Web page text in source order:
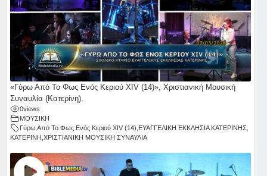
«Γύρω Από Το Φως Ενός Κεριού ΧΙV (14)», Χριστιανική Μουσική
Συναυλία (Κατερίνη).
0views
ΜΟΥΣΙΚΗ
Γύρω Από Το Φως Ενός Κεριού ΧΙV (14) ΕΥΑΓΓΕΛΙΚΗ ΕΚΚΛΗΣΙΑ ΚΑΤΕΡΙΝΗΣ
ΚΑΤΕΡΙΝΗ ΧΡΙΣΤΙΑΝΙΚΗ ΜΟΥΣΙΚΗ ΣΥΝΑΥΛΙΑ